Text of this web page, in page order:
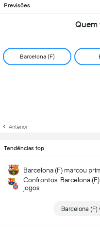
Previsões
Quem
Barcelona (F)
Anterior
Tendências top
Barcelona (F) marcou
Confrontos: Barcelona
jogos
Barcelona